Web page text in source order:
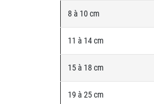
8 à 10 cm
11 à 14 cm
15 à 18 cm
19 à 25 cm